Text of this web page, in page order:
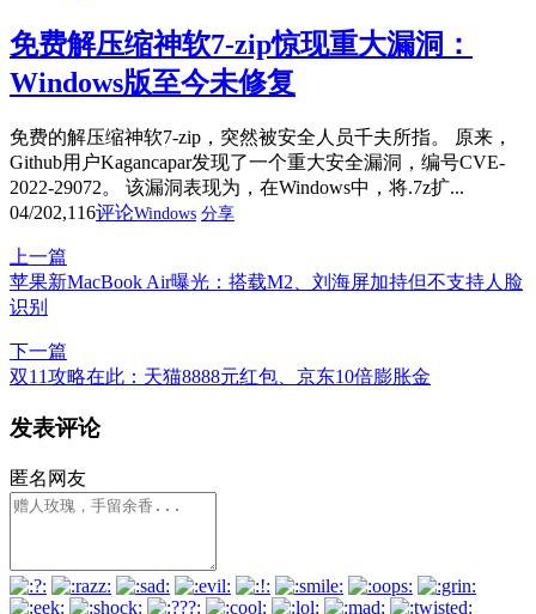
免费解压缩神软7-zip惊现重大漏洞：
Windows版至今未修复
免费的解压缩神软7-zip，突然被安全人员千夫所指。 原来，
Github用户Kagancapar发现了一个重大安全漏洞，编号CVE-
2022-29072。 该漏洞表现为，在Windows中，将.7z扩...
04/202,116评论Windows 分享
上一篇
苹果新MacBook Air曝光：搭载M2、刘海屏加持但不支持人脸
识别
下一篇
双11攻略在此：天猫8888元红包、京东10倍膨胀金
发表评论
匿名网友